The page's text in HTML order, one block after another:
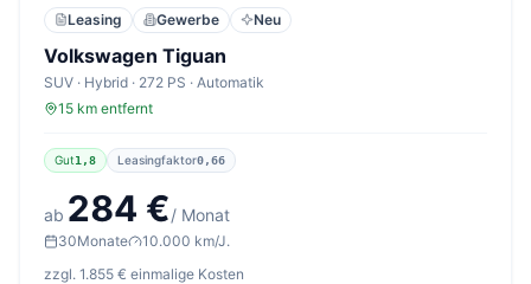
Leasing Gewerbe Neu
Volkswagen Tiguan
SUV · Hybrid · 272 PS · Automatik
15 km entfernt
Gut1,8 Leasingfaktor0,66
ab 284 €/ Monat
30Monate
10.000 km/J.
zzgl. 1.855 € einmalige Kosten